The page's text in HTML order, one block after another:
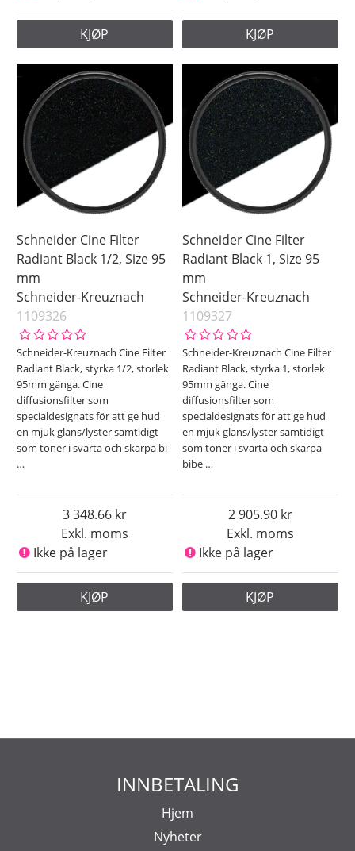
KJØP KJØP
Schneider Cine Filter
Radiant Black 1/2, Size 95
mm
Schneider-Kreuznach
1109326
Schneider-Kreuznach Cine Filter
Radiant Black, styrka 1/2, storlek
95mm gänga. Cine
diffusionsfilter som
specialdesignats för att ge hud
en mjuk glans/lyster samtidigt
som toner i svärta och skärpa bi
…
Exkl. moms
3 348.66
Ikke på lager
KJØP
Schneider Cine Filter
Radiant Black 1, Size 95
mm
Schneider-Kreuznach
1109327
Schneider-Kreuznach Cine Filter
Radiant Black, styrka 1, storlek
95mm gänga. Cine
diffusionsfilter som
specialdesignats för att ge hud
en mjuk glans/lyster samtidigt
som toner i svärta och skärpa
bibe …
Exkl. moms
2 905.90
Ikke på lager
KJØP
INNBETALING
Hjem
Nyheter